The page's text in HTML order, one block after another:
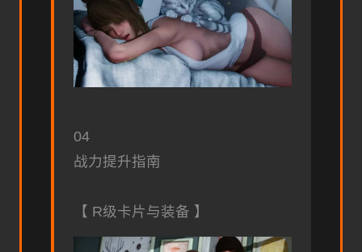
04
战力提升指南
【 R级卡片与装备 】